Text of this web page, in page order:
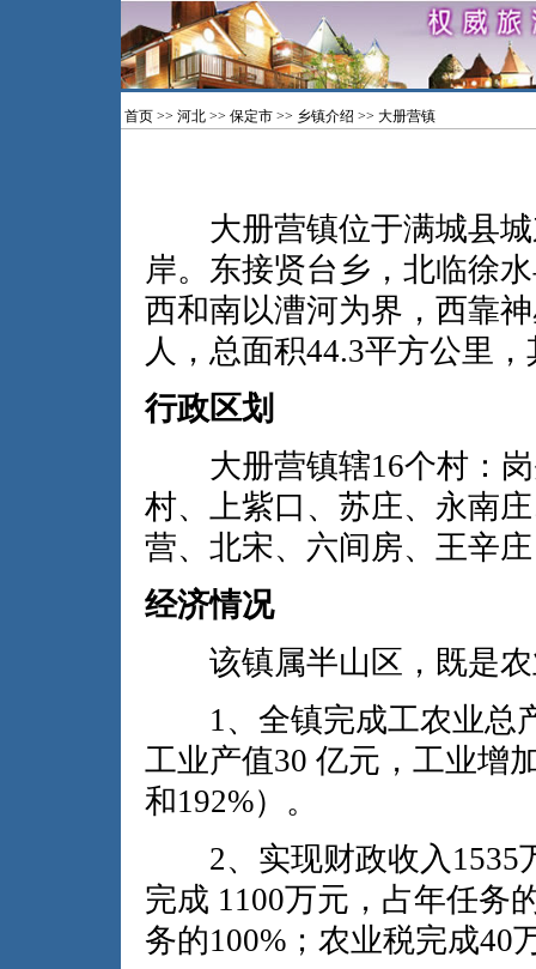
首页 >> 河北 >> 保定市 >> 乡镇介绍 >> 大册营镇
大册营镇位于满城县城
岸。东接贤台乡，北临徐
西和南以漕河为界，西靠
人，总面积44.3平方公里
行政区划
大册营镇辖16个村：岗
村、上紫口、苏庄、永南
营、北宋、六间房、王辛庄
经济情况
该镇属半山区，既是农
1、全镇完成工农业总产
工业产值30 亿元，工业增
和192%）。
2、实现财政收入1535
完成 1100万元，占年任务
务的100%；农业税完成40